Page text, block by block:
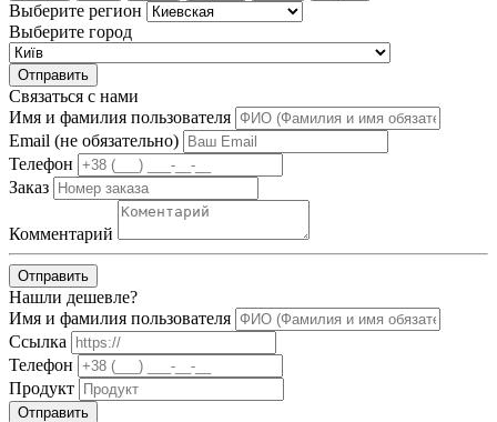
Выберите регион
Выберите город
Отправить
Связаться с нами
Имя и фамилия пользователя
Email (не обязательно)
Телефон
Заказ
Комментарий
Отправить
Нашли дешевле?
Имя и фамилия пользователя
Ссылка
Телефон
Продукт
Отправить